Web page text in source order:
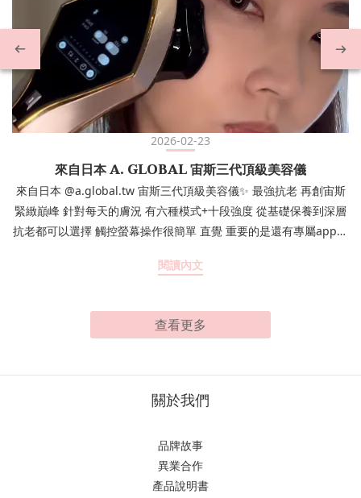
2026-02-23
來自日本 A. GLOBAL 宙斯三代頂級美容儀
來自日本 @a.global.tw 宙斯三代頂級美容儀✨ 最強抗老 再創宙斯
緊緻巔峰 針對每天的膚況 有六種模式+十段強度 從基礎保養到深層
抗老都可以選擇 觸控螢幕操作很簡單 直覺 重要的是還有專屬app連
家保養也能這麼輕鬆有效率 在 Instagram 查看這則貼
閱讀內文
查看更多
關於我們
品牌故事
異業合作
產品說明書